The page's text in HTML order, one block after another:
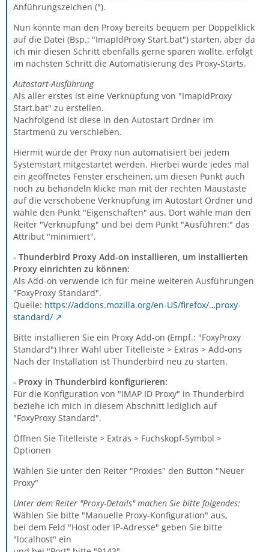
Anführungszeichen (").
Nun könnte man den Proxy bereits bequem per Doppelklick
auf die Datei (Bsp.: "ImapIdProxy Start.bat") starten, aber da
ich mir diesen Schritt ebenfalls gerne sparen wollte, erfolgt
im nächsten Schritt die Automatisierung des Proxy-Starts.
Autostart-Ausführung
Als aller erstes ist eine Verknüpfung von "ImapIdProxy
Start.bat" zu erstellen.
Nachfolgend ist diese in den Autostart Ordner im
Startmenü zu verschieben.
Hiermit würde der Proxy nun automatisiert bei jedem
Systemstart mitgestartet werden. Hierbei würde jedes mal
ein geöffnetes Fenster erscheinen, um diesen Punkt auch
noch zu behandeln klicke man mit der rechten Maustaste
auf die verschobene Verknüpfung im Autostart Ordner und
wähle den Punkt "Eigenschaften" aus. Dort wähle man den
Reiter "Verknüpfung" und bei dem Punkt "Ausführen:" das
Attribut "minimiert".
- Thunderbird Proxy Add-on installieren, um installierten
Proxy einrichten zu können:
Als Add-on verwende ich für meine weiteren Ausführungen
"FoxyProxy Standard".
Quelle: https://addons.mozilla.org/en-US/firefox/…proxy-
standard/
Bitte installieren Sie ein Proxy Add-on (Empf.: "FoxyProxy
Standard") Ihrer Wahl über Titelleiste > Extras > Add-ons
Nach der Installation ist Thunderbird neu zu starten.
- Proxy in Thunderbird konfigurieren:
Für die Konfiguration von "IMAP ID Proxy" in Thunderbird
beziehe ich mich in diesem Abschnitt lediglich auf
"FoxyProxy Standard".
Öffnen Sie Titelleiste > Extras > Fuchskopf-Symbol >
Optionen
Wählen Sie unter den Reiter "Proxies" den Button "Neuer
Proxy"
Unter dem Reiter "Proxy-Details" machen Sie bitte folgendes:
Wählen Sie bitte "Manuelle Proxy-Konfiguration" aus,
bei dem Feld "Host oder IP-Adresse" geben Sie bitte
"localhost" ein